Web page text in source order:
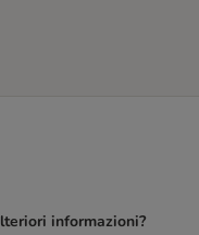
informazioni?